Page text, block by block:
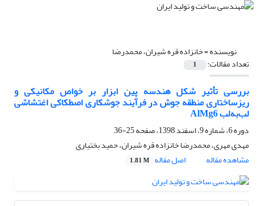
نویسنده =خانزاده قره شیران، محمدرضا
تعداد مقالات: 1
بررسی تأثیر شکل هندسه پین ابزار بر خواص مکانیکی و
ریزساختاری منطقه جوش در فرآیند جوشکاری اصطکاکی اغتشاشی
لب‌به‌لب AlMg6
دوره 6، شماره 9، اسفند 1398، صفحه
25-36
مهدی مهری، محمدرضا خانزاده قره شیران، حمید بختیاری
مشاهده مقاله
اصل مقاله 1.81 M